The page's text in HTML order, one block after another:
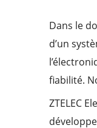
Dans le
d’un
fiabilité.
ZTELEC